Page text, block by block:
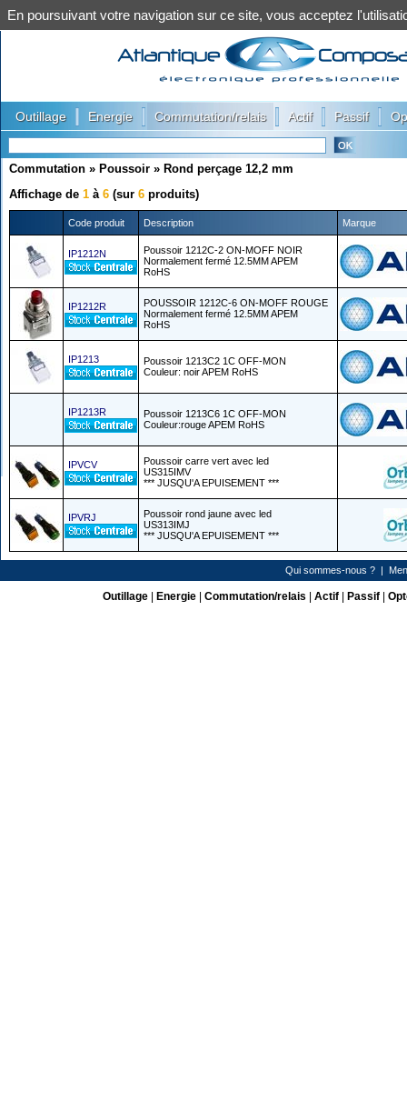
Outillage Energie Commutation/relais Actif Passif
Commutation » Poussoir » Rond perçage 12,2 mm
Affichage de 1 à 6 (sur 6 produits)
Code produit Description Marque
IP1212N
Poussoir 1212C-2 ON-MOFF NOIR
Normalement fermé 12.5MM APEM
RoHS
IP1212R
POUSSOIR 1212C-6 ON-MOFF ROUGE
Normalement fermé 12.5MM APEM
RoHS
IP1213
Poussoir 1213C2 1C OFF-MON
Couleur: noir APEM RoHS
IP1213R
Poussoir 1213C6 1C OFF-MON
Couleur:rouge APEM RoHS
IPVCV
Poussoir carre vert avec led
US315IMV
*** JUSQU'A EPUISEMENT ***
IPVRJ
Poussoir rond jaune avec led
US313IMJ
*** JUSQU'A EPUISEMENT ***
Qui sommes-nous ? |
Outillage| Energie| Commutation/relais Actif| Passif|
En poursuivant votre navigation sur ce site, vous acceptez